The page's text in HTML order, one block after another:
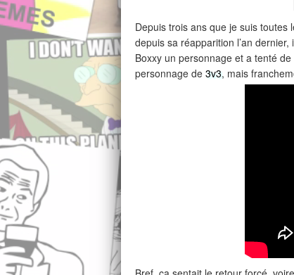
Depuis trois ans que je suis toutes
depuis sa réapparition l’an
Boxxy un personnage et a tenté
personnage de 3v3, mais